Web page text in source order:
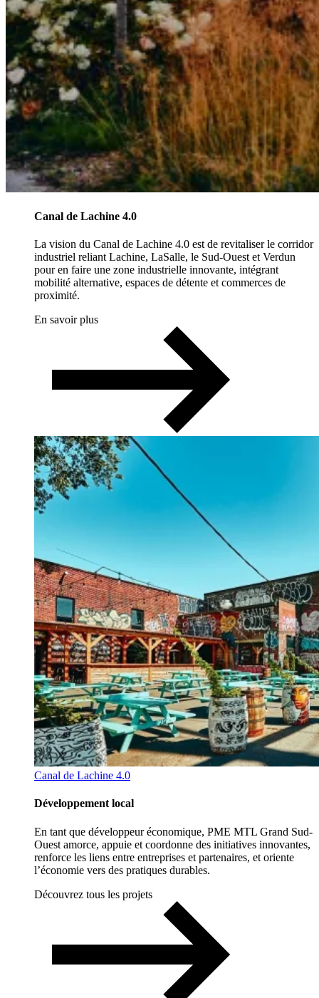
Canal de Lachine 4.0
La vision du Canal de Lachine 4.0 est de revitaliser le corridor
industriel reliant Lachine, LaSalle, le Sud-Ouest et Verdun
pour en faire une zone industrielle innovante, intégrant
mobilité alternative, espaces de détente et commerces de
proximité.
En savoir plus
Canal de Lachine 4.0
Développement local
En tant que développeur économique, PME MTL Grand Sud-
Ouest amorce, appuie et coordonne des initiatives innovantes,
renforce les liens entre entreprises et partenaires, et oriente
l’économie vers des pratiques durables.
Découvrez tous les projets